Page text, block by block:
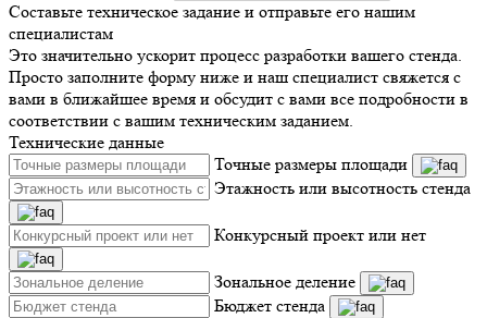
Составьте техническое задание и отправьте его нашим
специалистам
Это значительно ускорит процесс разработки вашего стенда.
Просто заполните форму ниже и наш специалист свяжется с
вами в ближайшее время и обсудит с вами все подробности в
соответствии с вашим техническим заданием.
Технические данные
Точные размеры площади
Этажность или высотность стенда
Конкурсный проект или нет
Зональное деление
Бюджет стенда